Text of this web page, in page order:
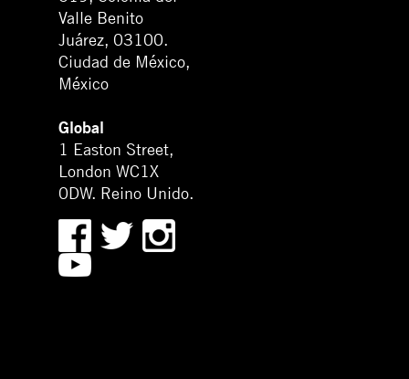
Valle Benito
Juárez, 03100.
Ciudad de México,
México
Global
1 Easton Street,
London WC1X
0DW. Reino Unido.